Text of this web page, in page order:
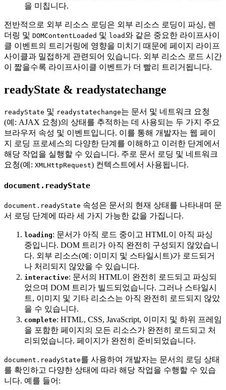
을 미칩니다.
전반적으로 외부 리소스 로딩은 외부 리소스 로딩이 파싱, 렌
더링 및 DOMContentLoaded 및 load와 같은 중요한 라이프사이
클 이벤트의 트리거링에 영향을 미치기 때문에 페이지 라이프
사이클과 밀접하게 관련되어 있습니다. 외부 리소스 로드 시간
이 짧을수록 라이프사이클 이벤트가 더 빨리 트리거됩니다.
readyState & readystatechange
readyState 및 readystatechange는 문서 및 네트워크 요청
(예: AJAX 요청)의 상태를 추적하는 데 사용되는 두 가지 주요
브라우저 속성 및 이벤트입니다. 이를 통해 개발자는 웹 페이
지 로딩 프로세스의 다양한 단계를 이해하고 이러한 단계에서
해당 작업을 실행할 수 있습니다. 주로 문서 로딩 및 네트워크
요청(예: XMLHttpRequest) 컨텍스트에서 사용됩니다.
document.readyState
document.readyState 속성은 문서의 현재 상태를 나타내며 문
서 로딩 단계에 따라 세 가지 가능한 값을 가집니다.
loading: 문서가 아직 로드 중이고 HTML이 아직 파싱
중입니다. DOM 트리가 아직 완전히 구성되지 않았습니
다. 외부 리소스(예: 이미지 및 스타일시트)가 로드되거
나 처리되지 않았을 수 있습니다.
interactive: 문서의 HTML이 완전히 로드되고 파싱되
었으며 DOM 트리가 빌드되었습니다. 그러나 스타일시
트, 이미지 및 기타 리소스는 아직 완전히 로드되지 않았
을 수 있습니다.
complete: HTML, CSS, JavaScript, 이미지 및 하위 프레임
을 포함한 페이지의 모든 리소스가 완전히 로드되고 처
리되었습니다. 페이지가 완전히 준비되었습니다.
document.readyState를 사용하여 개발자는 문서의 로딩 상태
를 확인하고 다양한 상태에 따라 해당 작업을 수행할 수 있습
니다. 예를 들어: